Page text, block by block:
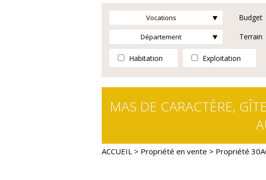
Vocations
Département
Budget
Terrain
Habitation Exploitation
MAS DE CARACTÈRE,
ACCUEIL > Propriété en vente > Propriété